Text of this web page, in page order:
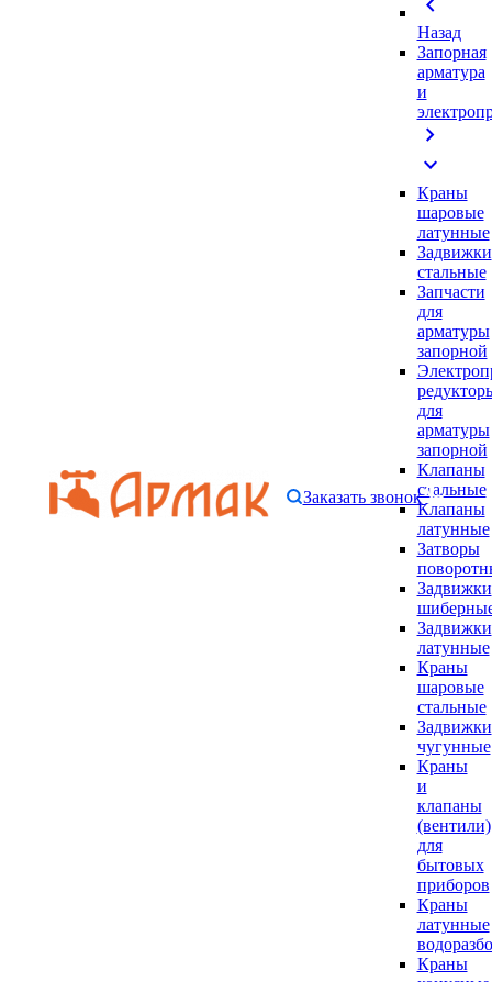
Назад
Запорная
арматура
и
chevron_right
expand_more
Краны
шаровые
латунные
Задвижки
стальные
Запчасти
для
арматуры
запорной
для
арматуры
запорной
Клапаны
стальные
Клапаны
латунные
Затворы
Задвижки
Задвижки
латунные
Краны
шаровые
стальные
Задвижки
чугунные
Краны
и
клапаны
(вентили)
для
бытовых
приборов
Краны
латунные
Краны
Заказать звонок